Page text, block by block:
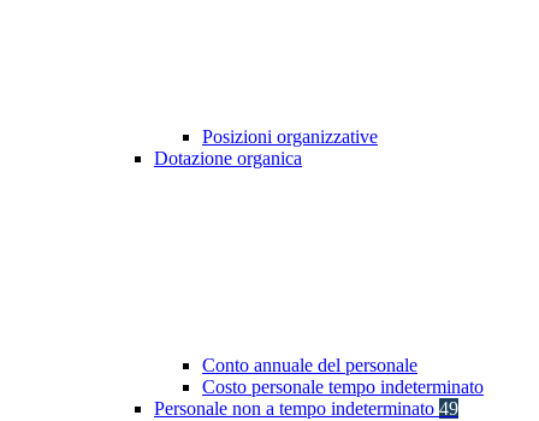
Posizioni organizzative
Dotazione organica
Conto annuale del personale
Costo personale tempo indeterminato
Personale non a tempo indeterminato 49